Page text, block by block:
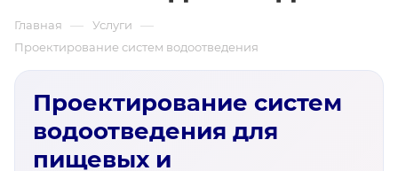
Главная — Услуги —
Проектирование систем водоотведения
Проектирование систем
водоотведения для
пищевых и